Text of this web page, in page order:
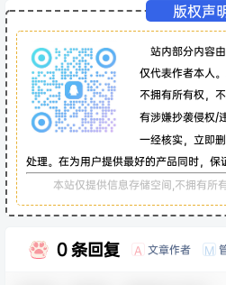
版权声
站内部分内容
仅代表作者本人
不拥有所有权，
有涉嫌抄袭侵权/
一经核实，立即
处理。在为用户提供最好的产品同时，保
本站仅提供信息存储空间,不拥有所
0 条回复 A 文章作者 M